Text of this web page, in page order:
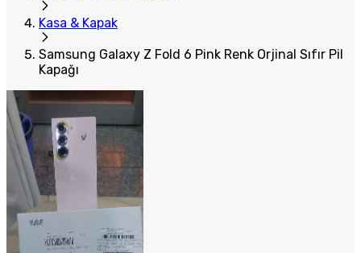
Kasa & Kapak
Samsung Galaxy Z Fold 6 Pink Renk Orjinal Sıfır Pil
Kapağı